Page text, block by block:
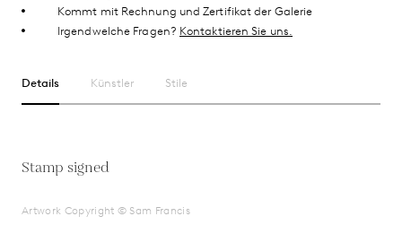
Kommt mit Rechnung und Zertifikat der Galerie
Irgendwelche Fragen? Kontaktieren Sie uns.
Details Künstler Stile
Stamp signed
Artwork Copyright © Sam Francis